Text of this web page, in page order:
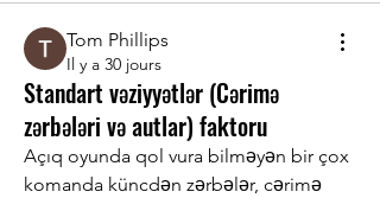
Tom Phillips
Il y a 30 jours
Standart vəziyyətlər (Cərimə
zərbələri və autlar) faktoru
Açıq oyunda qol vura bilməyən bir çox
komanda küncdən zərbələr, cərimə